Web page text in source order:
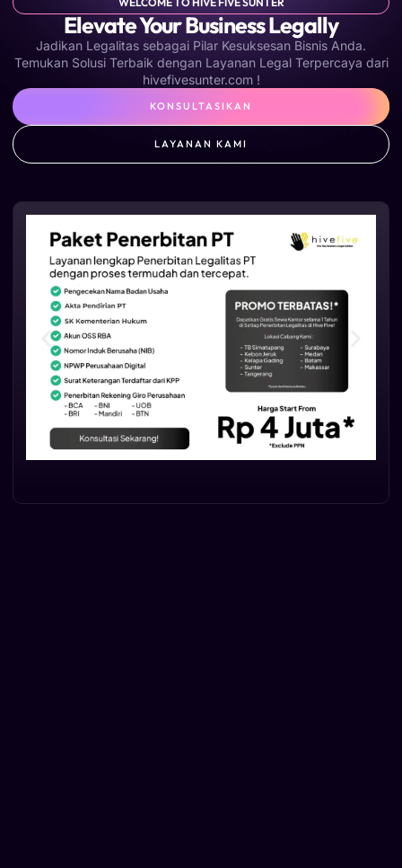
Elevate Your Business Legally
Jadikan Legalitas sebagai Pilar Kesuksesan Bisnis Anda.
Temukan Solusi Terbaik dengan Layanan Legal Terpercaya dari
hivefivesunter.com !
KONSULTASIKAN
LAYANAN KAMI